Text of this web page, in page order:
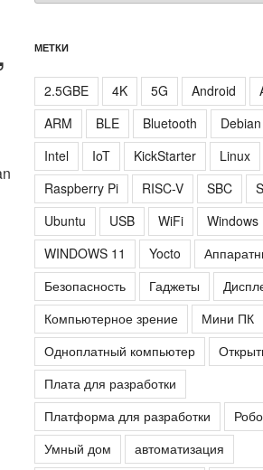
МЕТКИ
2.5GBE 4K 5G Android
ARM
BLE Bluetooth Debian
Intel
IoT KickStarter Linux
Raspberry Pi
RISC-V SBC
Ubuntu
USB WiFi
Windows
WINDOWS 11
Yocto
Безопасность
Гаджеты
Компьютерное зрение
Мини ПК
Одноплатный компьютер
Плата для разработки
Платформа для разработки
Умный дом
автоматизация